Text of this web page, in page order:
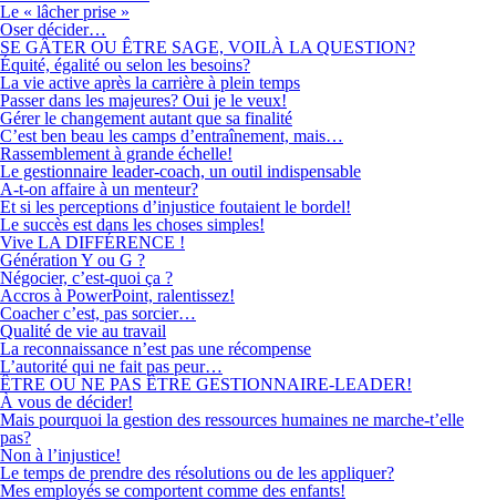
Le « lâcher prise »
Oser décider…
SE GÂTER OU ÊTRE SAGE, VOILÀ LA QUESTION?
Équité, égalité ou selon les besoins?
La vie active après la carrière à plein temps
Passer dans les majeures? Oui je le veux!
Gérer le changement autant que sa finalité
C’est ben beau les camps d’entraînement, mais…
Rassemblement à grande échelle!
Le gestionnaire leader-coach, un outil indispensable
A-t-on affaire à un menteur?
Et si les perceptions d’injustice foutaient le bordel!
Le succès est dans les choses simples!
Vive LA DIFFÉRENCE !
Génération Y ou G ?
Négocier, c’est-quoi ça ?
Accros à PowerPoint, ralentissez!
Coacher c’est, pas sorcier…
Qualité de vie au travail
La reconnaissance n’est pas une récompense
L’autorité qui ne fait pas peur…
ÊTRE OU NE PAS ÊTRE GESTIONNAIRE-LEADER!
À vous de décider!
Mais pourquoi la gestion des ressources humaines ne marche-t’elle
pas?
Non à l’injustice!
Le temps de prendre des résolutions ou de les appliquer?
Mes employés se comportent comme des enfants!